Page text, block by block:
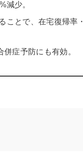
減少。
ことで、在宅復帰率・
症予防にも有効。